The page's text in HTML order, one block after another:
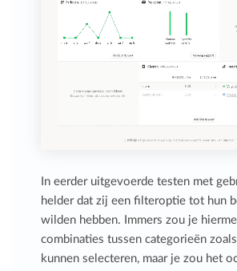
In eerder uitgevoerde testen met
helder dat zij een filteroptie tot hun
wilden hebben. Immers zou je
combinaties tussen categorieën zoals
kunnen selecteren, maar je zou het